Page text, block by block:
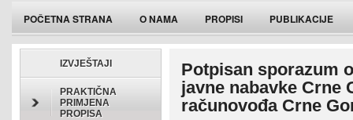
POČETNA STRANA O NAMA PROPISI PUBLIKACIJE
IZVJEŠTAJI
PRAKTIČNA
PRIMJENA
PROPISA
Potpisan sporazum
javne nabavke Crne
računovođa Crne